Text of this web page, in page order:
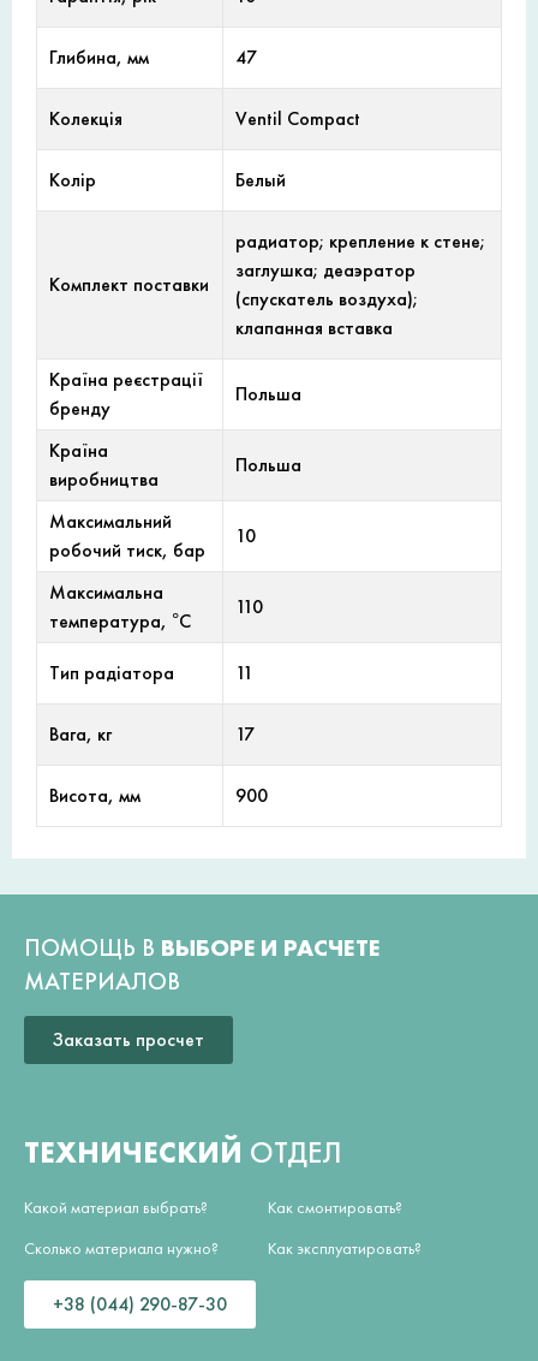
Глибина, мм 47
Колекція Ventil Compact
Колір Белый
Комплект поставки
радиатор; крепление к стене;
заглушка; деаэратор
(спускатель воздуха);
клапанная вставка
Країна реєстрації
бренду
Польша
Країна
виробництва
Польша
Максимальний
робочий тиск, бар
10
Максимальна
температура, °С
110
Тип радіатора 11
Вага, кг 17
Висота, мм 900
ПОМОЩЬ В ВЫБОРЕ И РАСЧЕТЕ
МАТЕРИАЛОВ
Заказать просчет
ТЕХНИЧЕСКИЙ ОТДЕЛ
Какой материал выбрать?
Сколько материала нужно?
Как смонтировать?
Как эксплуатировать?
+38 (044) 290-87-30